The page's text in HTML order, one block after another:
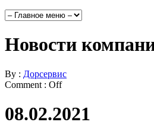
Новости
By : Дорсервис
Comment : Off
08.02.2021